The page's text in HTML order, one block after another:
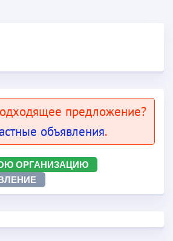
предложение?
объявления.
ОРГАНИЗАЦИЮ